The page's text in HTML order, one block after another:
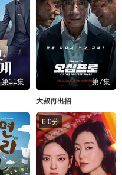
第11集 第7集
大叔再出招
6.0分